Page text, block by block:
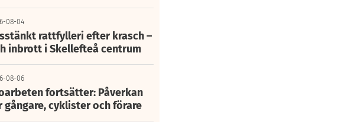
08-04
rattfylleri efter krasch –
inbrott i Skellefteå centrum
08-06
fortsätter: Påverkan
gångare, cyklister och förare